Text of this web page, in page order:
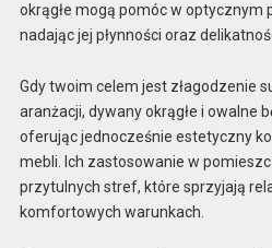
okrągłe mogą pomóc w optycznym
nadając jej płynności oraz
Gdy twoim celem jest złagodzenie
aranżacji, dywany okrągłe i owalne
oferując jednocześnie estetyczny
mebli. Ich zastosowanie w
przytulnych stref, które sprzyjają
komfortowych warunkach.